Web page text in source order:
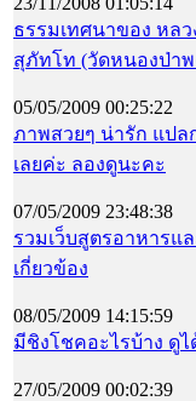
ธรรมเทศนาของ หล
สุภัทโท (วัดหนองป่าพ
05/05/2009 00:25:22
ภาพสวยๆ น่ารัก แปล
เลยค่ะ ลองดูนะคะ
07/05/2009 23:48:38
รวมเว็บสูตรอาหารแ
เกี่ยวข้อง
08/05/2009 14:15:59
มีชิงโชคอะไรบ้าง ดูไ
27/05/2009 00:02:39